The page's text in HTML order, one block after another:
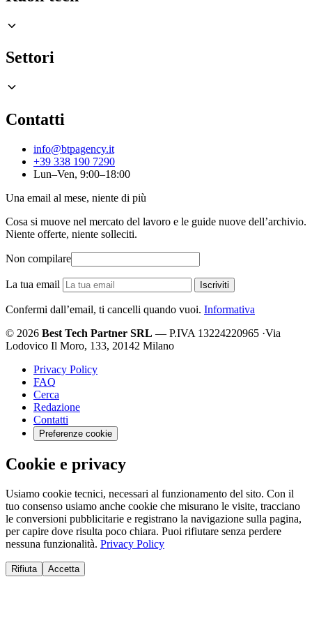
Settori
Contatti
info@btpagency.it
+39 338 190 7290
Lun–Ven, 9:00–18:00
Una email al mese, niente di più
Cosa si muove nel mercato del lavoro e le guide nuove dell’archivio.
Niente offerte, niente solleciti.
Non compilare
La tua email Iscriviti
Confermi dall’email, ti cancelli quando vuoi. Informativa
© 2026 Best Tech Partner SRL — P.IVA 13224220965 ·Via
Lodovico Il Moro, 133, 20142 Milano
Privacy Policy
FAQ
Cerca
Redazione
Contatti
Preferenze cookie
Cookie e privacy
Usiamo cookie tecnici, necessari al funzionamento del sito. Con il
tuo consenso usiamo anche cookie che misurano le visite, tracciano
le conversioni pubblicitarie e registrano la navigazione sulla pagina,
per capire dove risulta poco chiara. Puoi rifiutare senza perdere
nessuna funzionalità. Privacy Policy
Rifiuta Accetta